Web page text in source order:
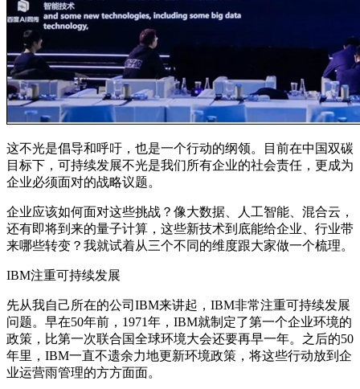
这不光是倡导和呼吁，也是一个行动的纲领。目前在中国双碳
目标下，可持续发展不光是我们所有企业的社会责任，更成为
企业必须面对的战略议题。
企业应该如何面对这些挑战？像大数据、人工智能、混合云，
还有即将到来的量子计算，这些新技术到底能给企业、行业带
来哪些转变？我就试着从三个不同的维度跟大家做一个梳理。
IBM注重可持续发展
先从我自己所在的公司IBM来讲起，IBM非常注重可持续发展
问题。早在50年前，1971年，IBM就制定了第一个企业环境的
政策，比第一次联合国全球环境大会还要再早一年。之后的50
年里，IBM一直不遗余力地更新环境政策，将这些行动放到企
业运营雨管理的方方面面。